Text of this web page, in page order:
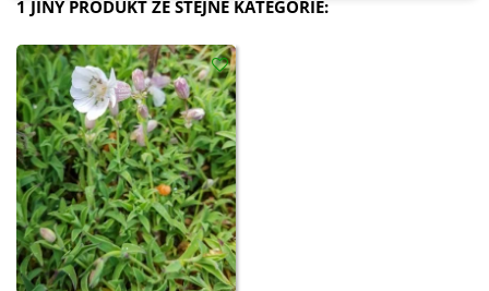
1 JINÝ PRODUKT ZE STEJNÉ KATEGORIE: